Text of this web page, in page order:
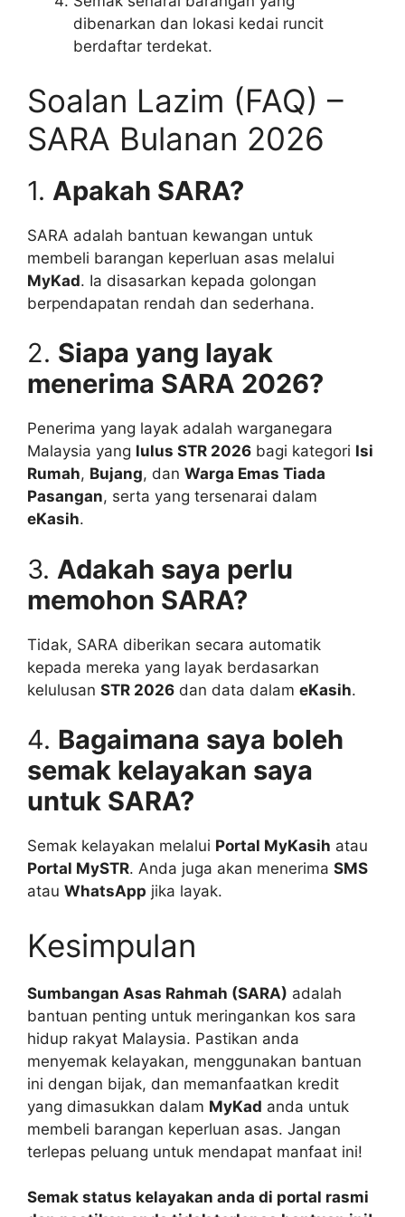
dibenarkan dan lokasi kedai runcit
berdaftar terdekat.
Soalan Lazim (FAQ) –
SARA Bulanan 2026
1. Apakah SARA?
SARA adalah bantuan kewangan untuk
membeli barangan keperluan asas melalui
MyKad. Ia disasarkan kepada golongan
berpendapatan rendah dan sederhana.
2. Siapa yang layak
menerima SARA 2026?
Penerima yang layak adalah warganegara
Malaysia yang lulus STR 2026 bagi kategori Isi
Rumah, Bujang, dan Warga Emas Tiada
Pasangan, serta yang tersenarai dalam
eKasih.
3. Adakah saya perlu
memohon SARA?
Tidak, SARA diberikan secara automatik
kepada mereka yang layak berdasarkan
kelulusan STR 2026 dan data dalam eKasih.
4. Bagaimana saya boleh
semak kelayakan saya
untuk SARA?
Semak kelayakan melalui Portal MyKasih atau
Portal MySTR. Anda juga akan menerima SMS
atau WhatsApp jika layak.
Kesimpulan
Sumbangan Asas Rahmah (SARA) adalah
bantuan penting untuk meringankan kos sara
hidup rakyat Malaysia. Pastikan anda
menyemak kelayakan, menggunakan bantuan
ini dengan bijak, dan memanfaatkan kredit
yang dimasukkan dalam MyKad anda untuk
membeli barangan keperluan asas. Jangan
terlepas peluang untuk mendapat manfaat ini!
Semak status kelayakan anda di portal rasmi